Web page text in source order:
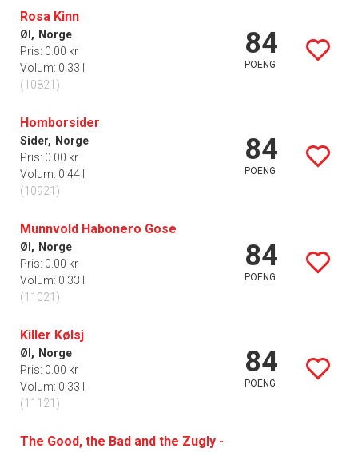
Rosa Kinn
Øl, Norge
Pris: 0.00 kr
Volum: 0.33 l
(10821)
84
POENG
Homborsider
Sider, Norge
Pris: 0.00 kr
Volum: 0.44 l
(10921)
84
POENG
Munnvold Habonero Gose
Øl, Norge
Pris: 0.00 kr
Volum: 0.33 l
(11021)
84
POENG
Killer Kølsj
Øl, Norge
Pris: 0.00 kr
Volum: 0.33 l
(11121)
84
POENG
The Good, the Bad and the Zugly -